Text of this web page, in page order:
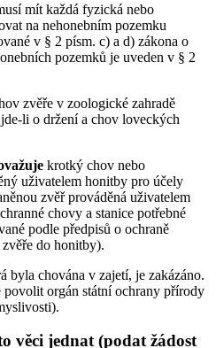
mít každá fyzická nebo
na nehonebním pozemku
v § 2 písm. c) a d) zákona o
pozemků je uveden v § 2
zvěře v zoologické zahradě
li o držení a chov loveckých
krotký chov nebo
uživatelem honitby pro účely
zvěř prováděná uživatelem
chovy a stanice potřebné
podle předpisů o ochraně
do honitby).
byla chována v zajetí, je zakázáno.
orgán státní ochrany přírody
věci jednat (podat žádost